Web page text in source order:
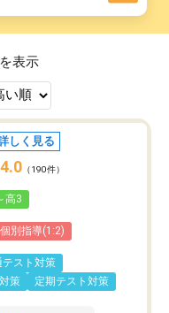
表示
しく見る
4.0 （190件）
高3
個別指導(1:2)
テスト対策
策
定期テスト対策